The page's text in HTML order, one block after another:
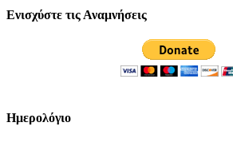
Ενισχύστε τις Αναμνήσεις
Ημερολόγιο